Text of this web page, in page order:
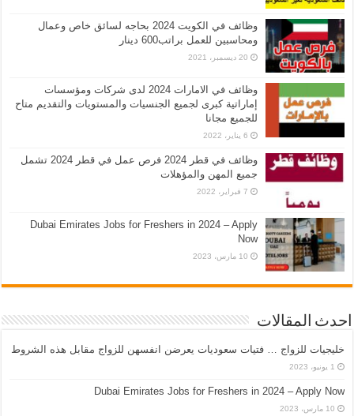
وظائف في الكويت 2024 بحاجه لسائق خاص وعمال
ومحاسبين للعمل براتب600 دينار
20 ديسمبر، 2021
وظائف في الامارات 2024 لدى شركات ومؤسسات
إماراتية كبرى لجميع الجنسيات والمستويات والتقديم متاح
للجميع مجانا
6 يناير، 2022
وظائف في قطر 2024 فرص عمل في قطر 2024 تشمل
جميع المهن والمؤهلات
7 فبراير، 2022
Dubai Emirates Jobs for Freshers in 2024 – Apply
Now
10 مارس، 2023
احدث المقالات
خليجيات للزواج … فتيات سعوديات يعرضن انفسهن للزواج مقابل هذه الشروط
1 يونيو، 2023
Dubai Emirates Jobs for Freshers in 2024 – Apply Now
10 مارس، 2023